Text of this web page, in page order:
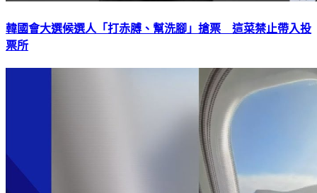
韓國會大選候選人「打赤膊、幫洗腳」搶票 這菜禁止帶入投
票所